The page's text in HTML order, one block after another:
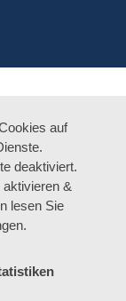
auf
deaktiviert.
&
lesen Sie